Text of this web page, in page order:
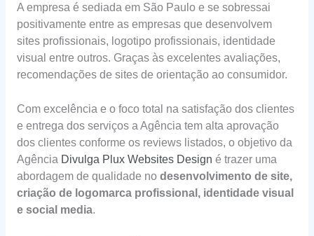
A empresa é sediada em São Paulo e se sobressai
positivamente entre as empresas que desenvolvem
sites profissionais, logotipo profissionais, identidade
visual entre outros. Graças às excelentes avaliações,
recomendações de sites de orientação ao consumidor.
Com excelência e o foco total na satisfação dos clientes
e entrega dos serviços a Agência tem alta aprovação
dos clientes conforme os reviews listados, o objetivo da
Agência Divulga Plux Websites Design é trazer uma
abordagem de qualidade no desenvolvimento de site,
criação de logomarca profissional, identidade visual
e social media.